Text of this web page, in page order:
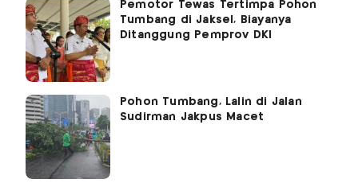
Pemotor Tewas Tertimpa Pohon
Tumbang di Jaksel, Biayanya
Ditanggung Pemprov DKI
Pohon Tumbang, Lalin di Jalan
Sudirman Jakpus Macet